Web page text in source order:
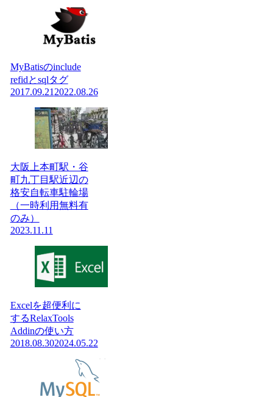
MyBatisのinclude
refidとsqlタグ
2017.09.212022.08.26
大阪上本町駅・谷
町九丁目駅近辺の
格安自転車駐輪場
（一時利用無料有
のみ）
2023.11.11
Excelを超便利に
するRelaxTools
Addinの使い方
2018.08.302024.05.22